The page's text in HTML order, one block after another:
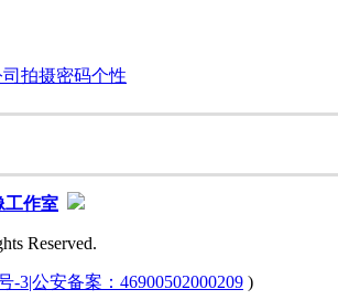
拍摄密码个性
工作室
Reserved.
-3|公安备案：46900502000209 )